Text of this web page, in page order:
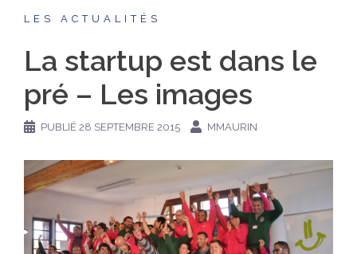
LES ACTUALITÉS
La startup est dans le
pré – Les images
PUBLIÉ 28 SEPTEMBRE 2015 MMAURIN